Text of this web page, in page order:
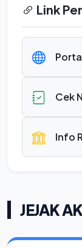
Link
Cek
Info
JEJAK